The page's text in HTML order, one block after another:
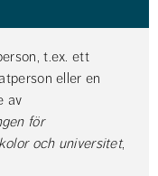
t.ex. ett
eller en
av
för
och universitet